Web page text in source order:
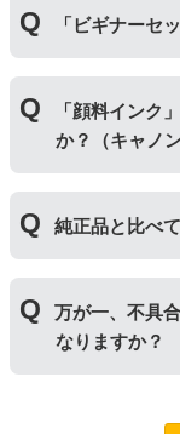
をご購入くだ
ておりますの
さい。単品商
どが入ってお
「ビギナーセ
いています。
せんので、リ
「顔料インク
か？（キャノ
せます。紫外
優れているた
「染料インク
ます。インク
発色の良い鮮
純正品と比べ
写真やディス
は色味が異な
た、純正品と
ご注意くださ
万が一、不具
なりますか？